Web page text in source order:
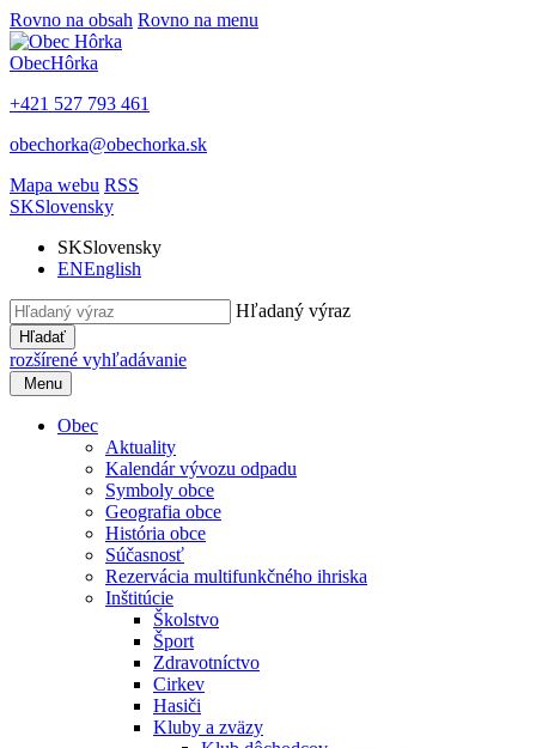
Rovno na obsah Rovno na menu
ObecHôrka
+421 527 793 461
obechorka@obechorka.sk
Mapa webu RSS
SKSlovensky
SKSlovensky
ENEnglish
Hľadaný výraz
Hľadať
rozšírené vyhľadávanie
Menu
Obec
Aktuality
Kalendár vývozu odpadu
Symboly obce
Geografia obce
História obce
Súčasnosť
Rezervácia multifunkčného ihriska
Inštitúcie
Školstvo
Šport
Zdravotníctvo
Cirkev
Hasiči
Kluby a zväzy